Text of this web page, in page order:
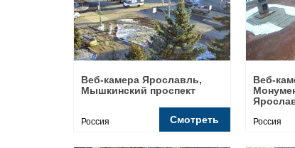
Веб-камера Ярославль,
Мышкинский проспект
Россия Смотреть
Веб-
Россия